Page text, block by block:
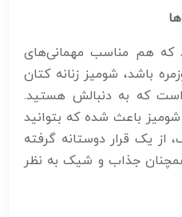
که هم مناسب مهمانی‌های
باشد، شومیز زنانه کتان
که به دنبالش هستید.
باعث شده که بتوانید
از یک قرار دوستانه گرفته
جذاب و شیک به نظر